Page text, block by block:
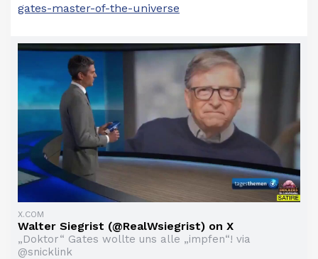
gates-master-of-the-universe
X.COM
Walter Siegrist (@RealWsiegrist) on X
„Doktor“ Gates wollte uns alle „impfen“! via
@snicklink